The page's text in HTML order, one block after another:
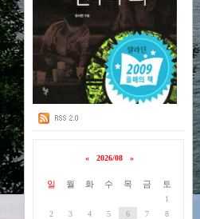
« 2026/08 »
일 월 화 수 목 금 토
1
2
3 4 5 6 7
8